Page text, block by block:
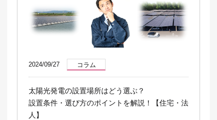
2024/09/27 コラム
太陽光発電の設置場所はどう選ぶ？
設置条件・選び方のポイントを解説！【住宅・法
人】